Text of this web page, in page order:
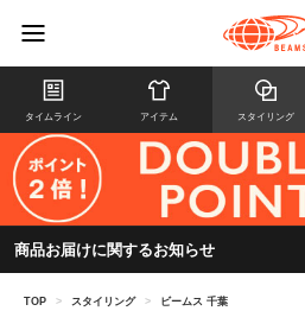
タイムライン アイテム スタイリング
商品お届けに関するお知らせ
TOP > スタイリング > ビームス 千葉